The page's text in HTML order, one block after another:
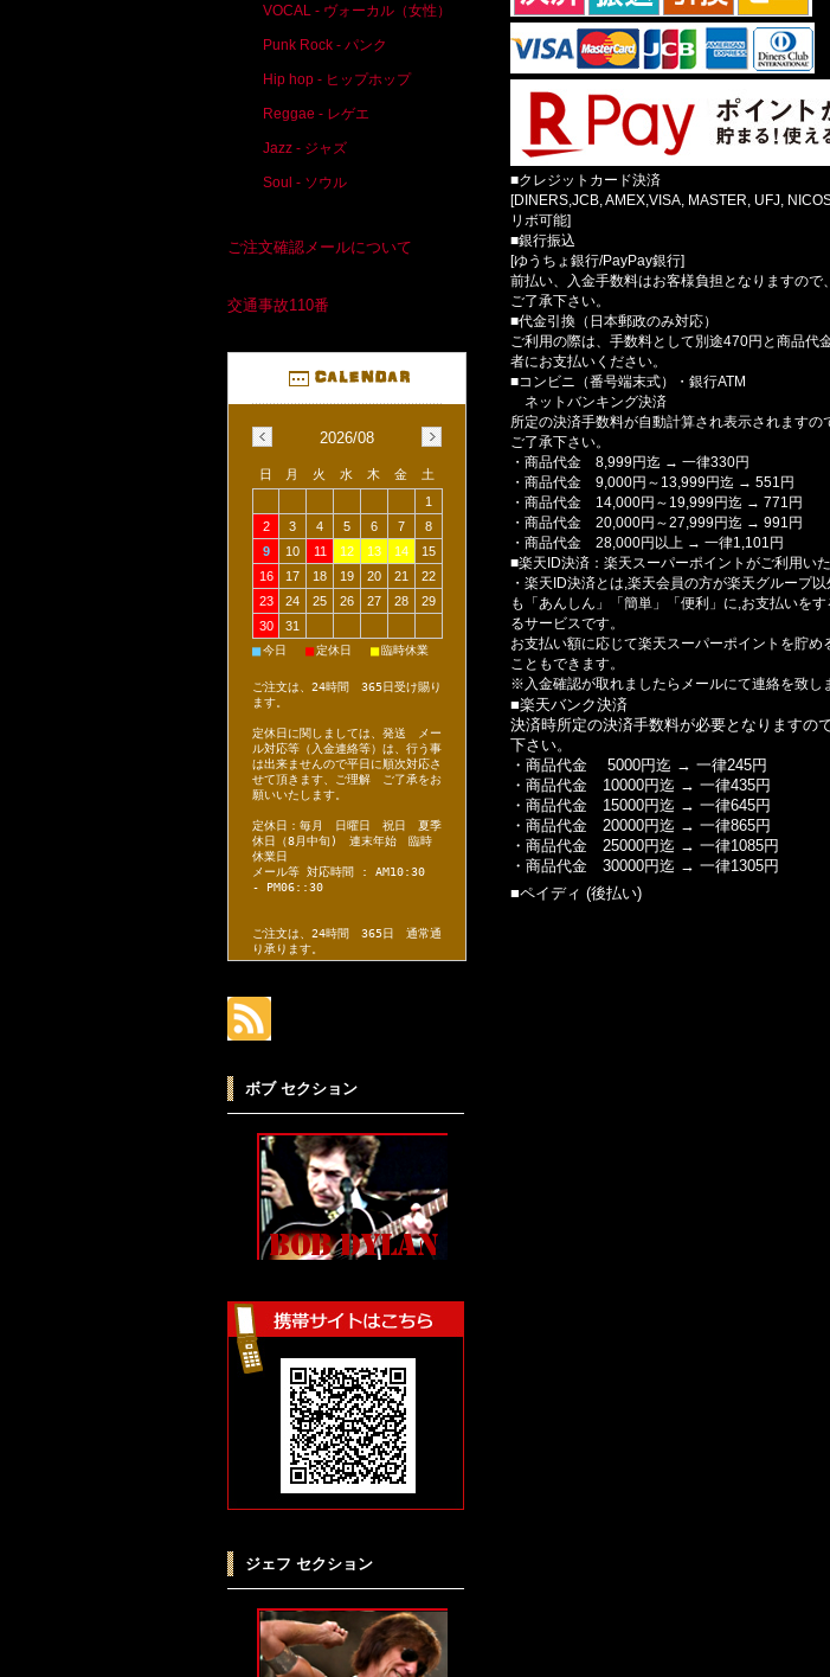
■クレジットカード決済
[DINERS,JCB, AMEX,VISA, MASTER, UFJ,
リボ可能]
■銀行振込
[ゆうちょ銀行/PayPay銀行]
前払い、入金手数料はお客様負担となりますので
ご了承下さい。
■代金引換（日本郵政のみ対応）
ご利用の際は、手数料として別途470円と商品代
者にお支払いください。
■コンビニ（番号端末式）・銀行ATM
ネットバンキング決済
所定の決済手数料が自動計算され表示されますの
ご了承下さい。
・商品代金 8,999円迄 → 一律330円
・商品代金 9,000円～13,999円迄 → 551円
・商品代金 14,000円～19,999円迄 → 771円
・商品代金 20,000円～27,999円迄 → 991円
・商品代金 28,000円以上 → 一律1,101円
■楽天ID決済：楽天スーパーポイントがご利用いた
・楽天ID決済とは,楽天会員の方が楽天グループ
も「あんしん」「簡単」「便利」に,お支払いをす
るサービスです。
お支払い額に応じて楽天スーパーポイントを貯め
こともできます。
※入金確認が取れましたらメールにて連絡を致し
■楽天バンク決済
決済時所定の決済手数料が必要となりますの
下さい。
・商品代金 5000円迄 → 一律245円
・商品代金 10000円迄 → 一律435円
・商品代金 15000円迄 → 一律645円
・商品代金 20000円迄 → 一律865円
・商品代金 25000円迄 → 一律1085円
・商品代金 30000円迄 → 一律1305円
■ペイディ (後払い)
VOCAL - ヴォーカル（女性）
Punk Rock - パンク
Hip hop - ヒップホップ
Reggae - レゲエ
Jazz - ジャズ
Soul - ソウル
ご注文確認メールについて
交通事故110番
2026/08
日 月 火 水 木 金
土
1
2
3 4 5 6 7
8
9
10 11 12 13 14
15
16
17 18 19 20 21
22
23
24 25 26 27 28
29
30
31
■今日 ■定休日 ■臨時休業
ご注文は、24時間 365日受け賜り
ます。
定休日に関しましては、発送 メー
ル対応等（入金連絡等）は、行う事
は出来ませんので平日に順次対応さ
せて頂きます、ご理解 ご了承をお
願いいたします。
定休日：毎月 日曜日 祝日 夏季
休日（8月中旬) 連末年始 臨時
休業日
メール等 対応時間 : AM10:30
- PM06::30
ご注文は、24時間 365日 通常通
り承ります。
ボブ セクション
ジェフ セクション